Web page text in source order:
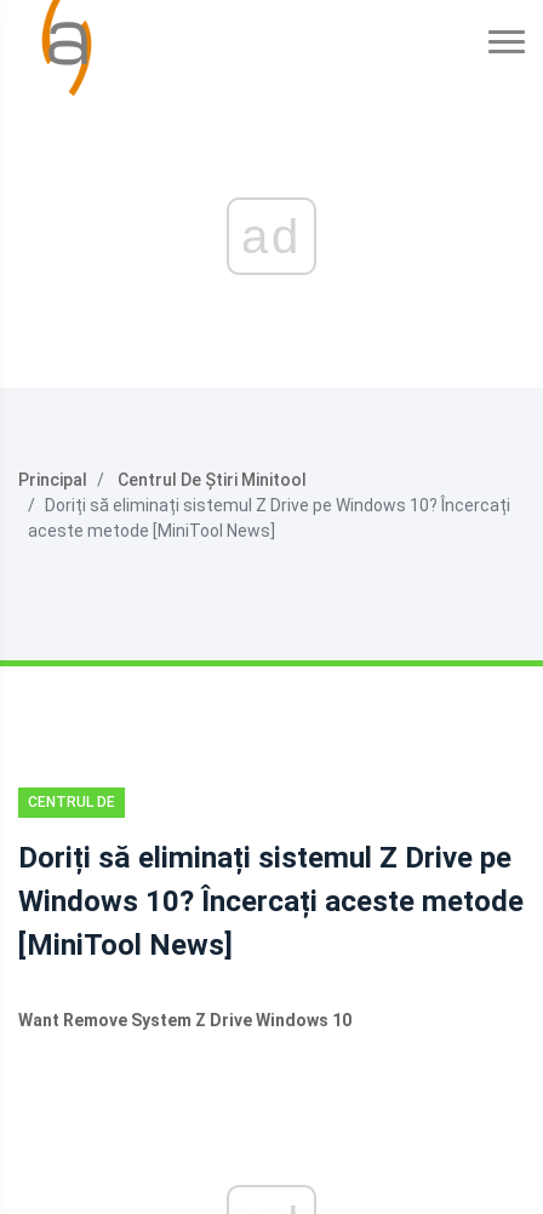
ad
Principal
Centrul De Știri Minitool
Doriți să eliminați sistemul Z Drive pe Windows 10? Încercați
aceste metode [MiniTool News]
CENTRUL DE
MINITOOL
Doriți să eliminați sistemul Z Drive pe
Windows 10? Încercați aceste metode
[MiniTool News]
Want Remove System Z Drive Windows 10